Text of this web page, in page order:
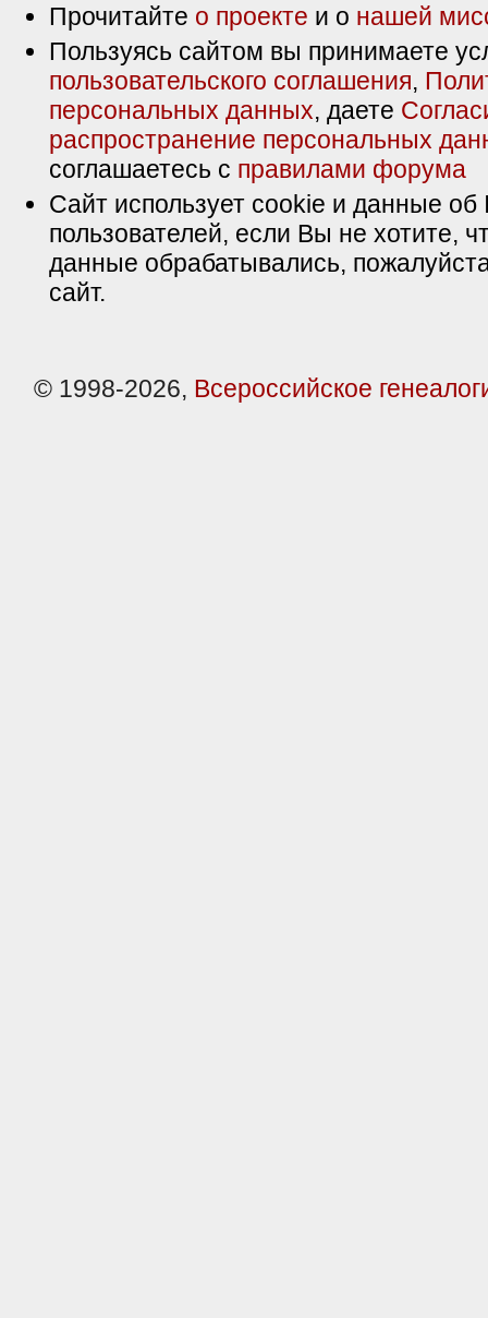
Прочитайте о проекте и о нашей
Пользуясь сайтом вы принимаете
пользовательского соглашения,
персональных данных, даете
распространение персональных
соглашаетесь с правилами форума
Сайт использует cookie и данные об
пользователей, если Вы не хотите,
данные обрабатывались,
сайт.
© 1998-2026, Всероссийское